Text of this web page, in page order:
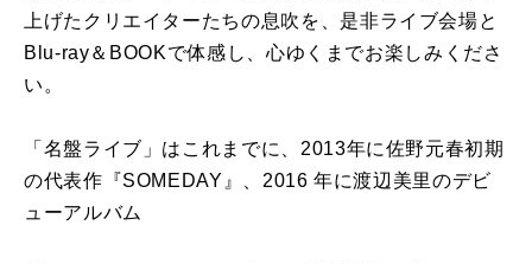
上げたクリエイターたちの息吹を、是非ライブ会場と
Blu-ray＆BOOKで体感し、心ゆくまでお楽しみくださ
い。
「名盤ライブ」はこれまでに、2013年に佐野元春初期
の代表作『SOMEDAY』、2016 年に渡辺美里のデビ
ューアルバム